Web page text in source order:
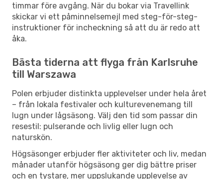
timmar före avgång. När du bokar via Travellink
skickar vi ett påminnelsemejl med steg-för-steg-
instruktioner för incheckning så att du är redo att
åka.
Bästa tiderna att flyga från Karlsruhe
till Warszawa
Polen erbjuder distinkta upplevelser under hela året
– från lokala festivaler och kulturevenemang till
lugn under lågsäsong. Välj den tid som passar din
resestil: pulserande och livlig eller lugn och
naturskön.
Högsäsonger erbjuder fler aktiviteter och liv, medan
månader utanför högsäsong ger dig bättre priser
och en tystare, mer uppslukande upplevelse av